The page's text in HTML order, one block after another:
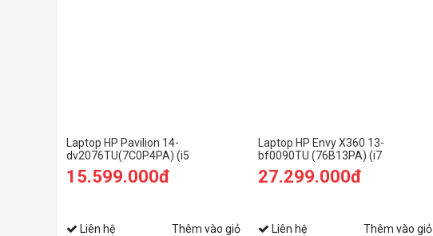
Laptop HP Pavilion 14-
dv2076TU(7C0P4PA) (i5
1235U/8GB RAM/256GB SSD/14
FHD/Win11/Vàng)
15.599.000đ
Liên hệ Thêm vào giỏ
Laptop HP Envy X360 13-
bf0090TU (76B13PA) (i7
1250U/16GB RAM/512GB
SSD/13.3 QHD Cảm
27.299.000đ
Liên hệ Thêm vào giỏ